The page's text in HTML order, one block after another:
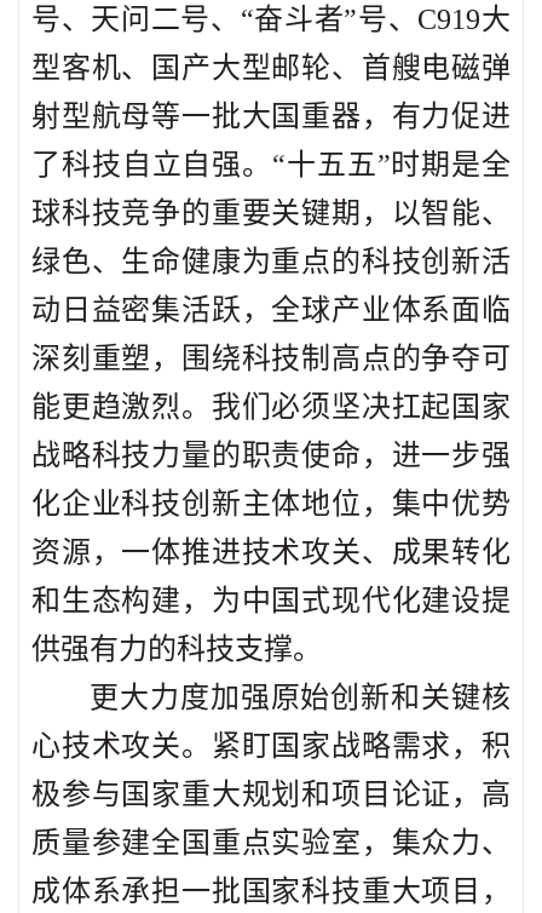
号、天问二号、“奋斗者”号、C919大
型客机、国产大型邮轮、首艘电磁弹
射型航母等一批大国重器，有力促进
了科技自立自强。“十五五”时期是全
球科技竞争的重要关键期，以智能、
绿色、生命健康为重点的科技创新活
动日益密集活跃，全球产业体系面临
深刻重塑，围绕科技制高点的争夺可
能更趋激烈。我们必须坚决扛起国家
战略科技力量的职责使命，进一步强
化企业科技创新主体地位，集中优势
资源，一体推进技术攻关、成果转化
和生态构建，为中国式现代化建设提
供强有力的科技支撑。
更大力度加强原始创新和关键核
心技术攻关。紧盯国家战略需求，积
极参与国家重大规划和项目论证，高
质量参建全国重点实验室，集众力、
成体系承担一批国家科技重大项目，